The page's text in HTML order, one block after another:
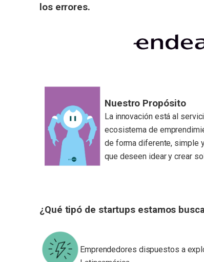
los errores​.
Nuestro Propósito
La innovación está al
ecosistema de
de forma diferente, simple
que deseen idear y crear
¿Qué tipó de startups estamos
Emprendedores dispuestos a